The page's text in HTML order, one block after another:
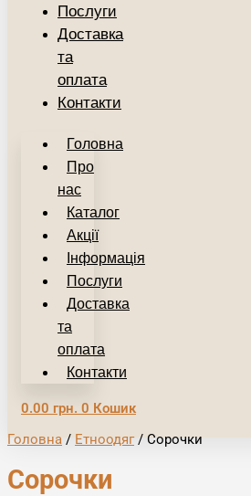
Послуги
Доставка
та
оплата
Контакти
Головна
Про
нас
Каталог
Акції
Інформація
Послуги
Доставка
та
оплата
Контакти
0.00 грн. 0 Кошик
Головна / Етноодяг/ Сорочки
Сорочки